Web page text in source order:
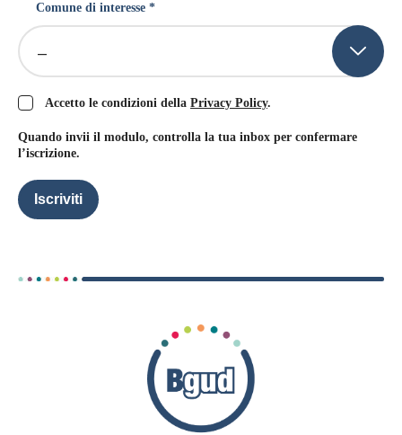
Comune di interesse *
–
Accetto le condizioni della Privacy Policy.
Quando invii il modulo, controlla la tua inbox per confermare
l’iscrizione.
Iscriviti